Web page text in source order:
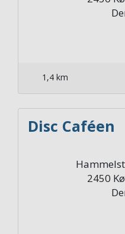
1,4 km
Disc Caféen
2450